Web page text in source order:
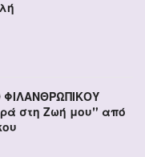
ΦΙΛΑΝΘΡΩΠΙΚΟΥ
στη Ζωή μου” από